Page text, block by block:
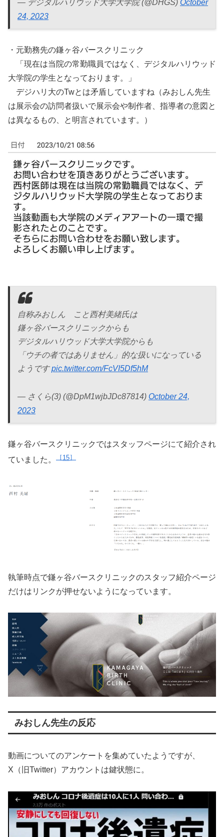
— デジタルハリウッド大学大学院 (@DHGS) October
24, 2023
・元勤務先の鎌ヶ谷バースクリニック
「現在は当院の常勤職員ではなく、デジタルハリウッド
大学院の学生となっております。」
デジハリ大のTwとは矛盾していますね（みおしん先生
は展示会の訪問者扱いで展示会や制作者、指導者の意図と
は異なるもの、と明言されています。）
自称みおしん こと西村美緒氏は
鎌ヶ谷バースクリニックからも
デジタルハリウッド大学大学院からも
「ウチの者ではありません」的な扱いになっている
ようですpic.twitter.com/FcVI5Df5hM
— さくら(3) (@DpM1wjbJDc87814) October 24,
2023
鎌ヶ谷バースクリニックではスタッフページにて紹介され
ていました。
15
執筆時点で鎌ヶ谷バースクリニックのスタッフ紹介ページ
だけはリンクが押せないようになっています。
みおしん先生の反応
動画についてのアンケートを集めていたようですが、
X（旧Twitter）アカウントは鍵状態に。